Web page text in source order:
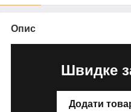
Опис
Швидке
Додати